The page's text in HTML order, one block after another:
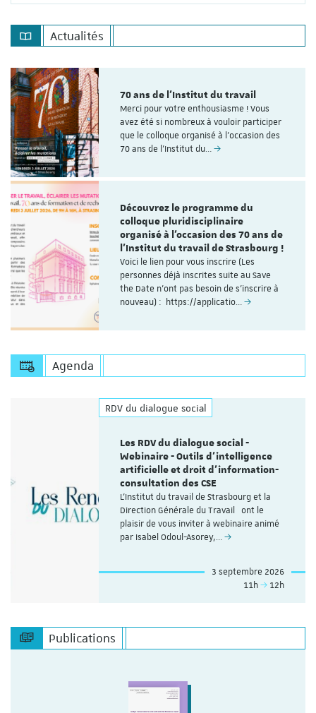
Actualités
70 ans de l'Institut du travail
Merci pour votre enthousiasme ! Vous
avez été si nombreux à vouloir participer
que le colloque organisé à l'occasion des
70 ans de l’Institut du…
Découvrez le programme du
colloque pluridisciplinaire
organisé à l'occasion des 70 ans de
l'Institut du travail de Strasbourg !
Voici le lien pour vous inscrire (Les
personnes déjà inscrites suite au Save
the Date n'ont pas besoin de s'inscrire à
nouveau) : https://applicatio…
Agenda
RDV du dialogue social
Les RDV du dialogue social -
Webinaire - Outils d’intelligence
artificielle et droit d’information-
consultation des CSE
L'Institut du travail de Strasbourg et la
Direction Générale du Travail ont le
plaisir de vous inviter à webinaire animé
par Isabel Odoul-Asorey,…
3 septembre 2026
11h
12h
Publications